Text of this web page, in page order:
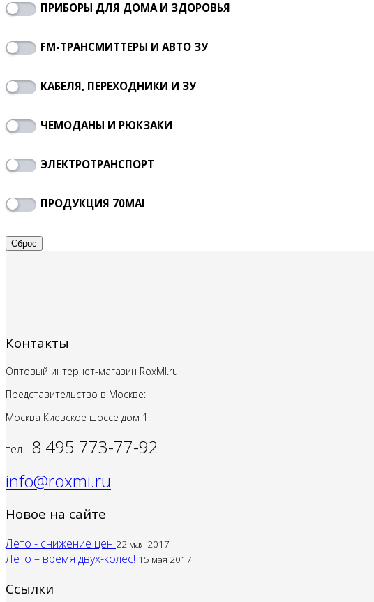
ПРИБОРЫ ДЛЯ ДОМА И ЗДОРОВЬЯ
FM-ТРАНСМИТТЕРЫ И АВТО ЗУ
КАБЕЛЯ, ПЕРЕХОДНИКИ И ЗУ
ЧЕМОДАНЫ И РЮКЗАКИ
ЭЛЕКТРОТРАНСПОРТ
ПРОДУКЦИЯ 70MAI
Контакты
Оптовый интернет-магазин RoxMI.ru
Представительство в Москве:
Москва Киевское шоссе дом 1
тел. 8 495 773-77-92
info@roxmi.ru
Новое на сайте
Лето - снижение цен 22 мая 2017
Лето – время двух-колес! 15 мая 2017
Ссылки